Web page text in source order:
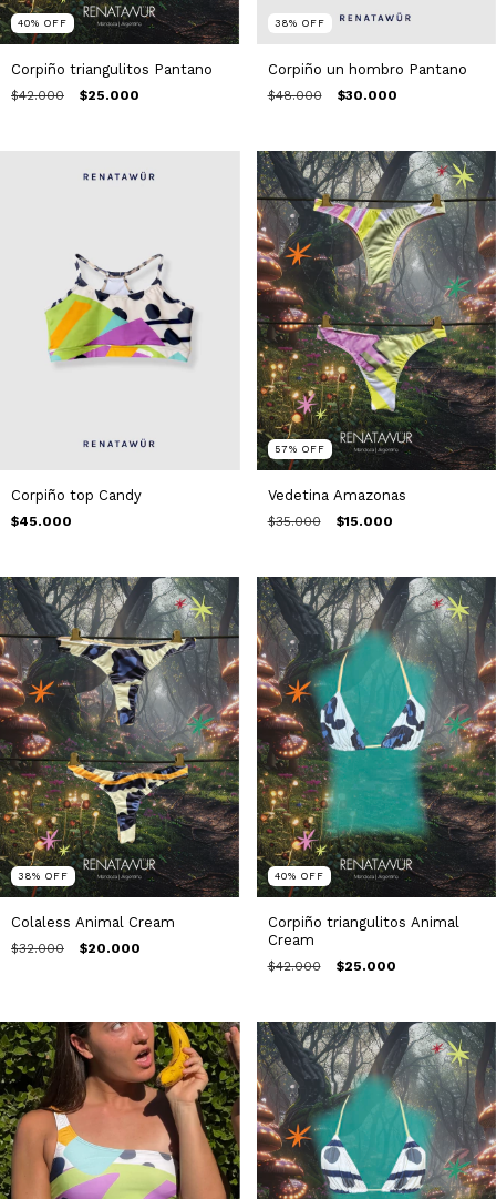
40% OFF
Corpiño triangulitos Pantano
$42.000 $25.000
38% OFF
Corpiño un hombro Pantano
$48.000 $30.000
Corpiño top Candy
$45.000
57% OFF
Vedetina Amazonas
$35.000 $15.000
38% OFF
Colaless Animal Cream
$32.000 $20.000
40% OFF
Corpiño triangulitos Animal
Cream
$42.000 $25.000